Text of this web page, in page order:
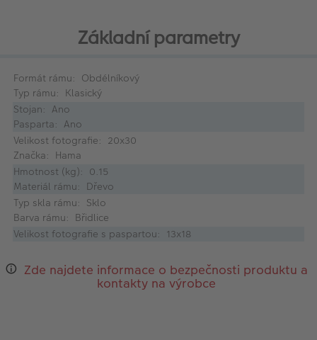
Základní parametry
Formát rámu: Obdélníkový
Typ rámu: Klasický
Stojan: Ano
Pasparta: Ano
Velikost fotografie: 20x30
Značka: Hama
Hmotnost (kg): 0.15
Materiál rámu: Dřevo
Typ skla rámu: Sklo
Barva rámu: Břidlice
Velikost fotografie s paspartou: 13x18
Zde najdete informace o bezpečnosti produktu a
kontakty na výrobce